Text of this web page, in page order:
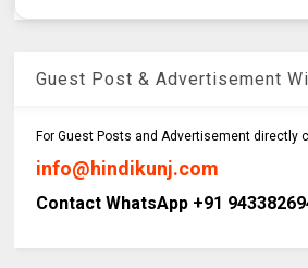
Guest Post & Advertisement
For Guest Posts and Advertisement directly
info@hindikunj.com
Contact WhatsApp +91